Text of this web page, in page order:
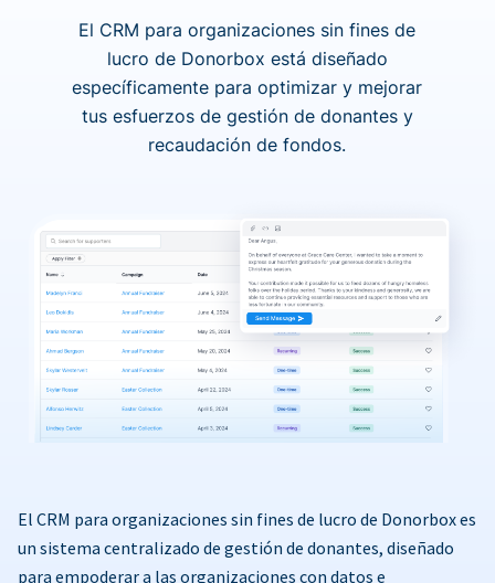
El CRM para organizaciones sin fines de
lucro de Donorbox está diseñado
específicamente para optimizar y mejorar
tus esfuerzos de gestión de donantes y
recaudación de fondos.
El CRM para organizaciones sin fines de lucro de Donorbox es
un sistema centralizado de gestión de donantes, diseñado
para empoderar a las organizaciones con datos e